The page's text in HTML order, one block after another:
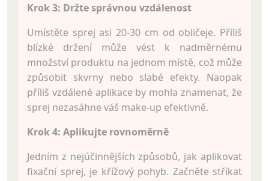
Krok 3: Držte správnou vzdálenost
Umístěte sprej asi 20-30 cm od obličeje. Příliš
blízké držení může vést k nadměrnému
množství produktu na jednom místě, což může
způsobit skvrny nebo slabé efekty. Naopak
příliš vzdálené aplikace by mohla znamenat, že
sprej nezasáhne váš make-up efektivně.
Krok 4: Aplikujte rovnoměrně
Jedním z nejúčinnějších způsobů, jak aplikovat
fixační sprej, je křížový pohyb. Začněte stříkat